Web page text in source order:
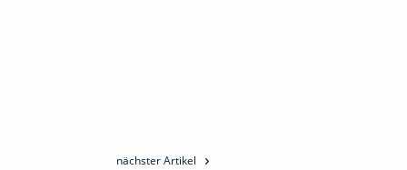
nächster Artikel